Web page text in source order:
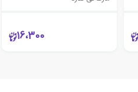
16،300